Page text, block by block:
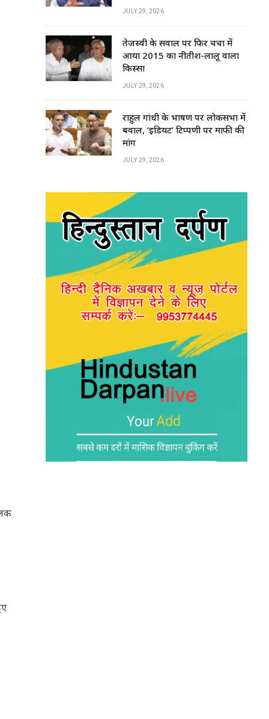
JULY 29, 2026
तेजस्वी के सवाल पर फिर चर्चा में
आया 2015 का नीतीश-लालू वाला
किस्सा
JULY 29, 2026
राहुल गांधी के भाषण पर लोकसभा में
बवाल, ‘इडियट’ टिप्पणी पर माफी की
मांग
JULY 29, 2026